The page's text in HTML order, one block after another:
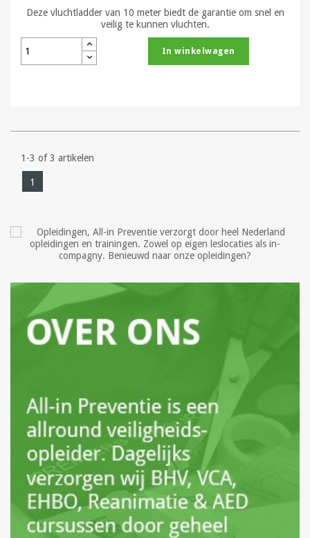
Deze vluchtladder van 10 meter biedt de garantie om snel en
veilig te kunnen vluchten.
In winkelwagen
1-3 of 3 artikelen
1